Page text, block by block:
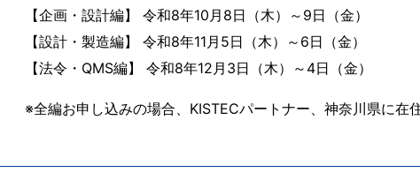
【企画・設計編】 令和8年10月8日（木）～9日（金）
【設計・製造編】 令和8年11月5日（木）～6日（金）
【法令・QMS編】 令和8年12月3日（木）～4日（金）
※全編お申し込みの場合、KISTECパートナー、神奈川県に在